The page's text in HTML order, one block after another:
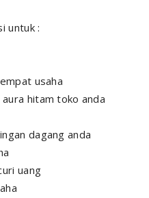
untuk :
usaha
hitam toko anda
dagang anda
uang